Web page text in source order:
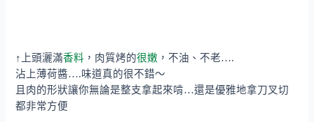
↑上頭灑滿香料 ，肉質烤的很嫩 ，不油、不老….
沾上薄荷醬….味道真的很不錯～
且肉的形狀讓你無論是整支拿起來啃…還是優雅地拿刀叉切
都非常方便